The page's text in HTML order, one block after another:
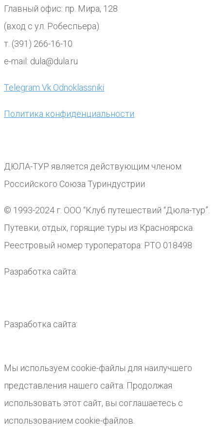
Главный офис: пр. Мира, 128
(вход с ул. Робеспьера)
т. (391) 266-16-10
e-mail: dula@dula.ru
Telegram Vk Odnoklassniki
Политика конфиденциальности
ДЮЛА-ТУР является действующим членом
Российского Союза Туриндустрии
© 1993-2024 г. ООО “Клуб путешествий “Дюла-тур”.
Путевки, отдых, горящие туры из Красноярска.
Реестровый номер туроператора: РТО 018498
Разработка сайта:
Разработка сайта:
Мы используем cookie-файлы для наилучшего
представления нашего сайта. Продолжая
использовать этот сайт, вы соглашаетесь с
использованием cookie-файлов.